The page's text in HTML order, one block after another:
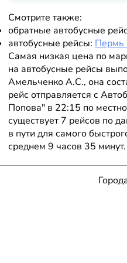
Смотрите также:
обратные автобусные
автобусные рейсы: Пермь
Самая низкая цена по
на автобусные рейсы
Амельченко А.С., она
рейс отправляется с
Попова" в 22:15 по
существует 7 рейсов по
в пути для самого
среднем 9 часов 35 минут.